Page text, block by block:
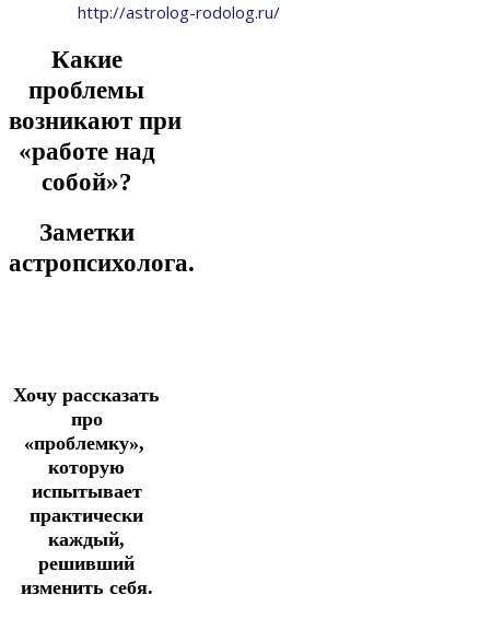
http://astrolog-rodolog.ru/
Какие
проблемы
возникают при
«работе над
собой»?
Заметки
астропсихолога.
Хочу рассказать
про
«проблемку»,
которую
испытывает
практически
каждый,
решивший
изменить себя.